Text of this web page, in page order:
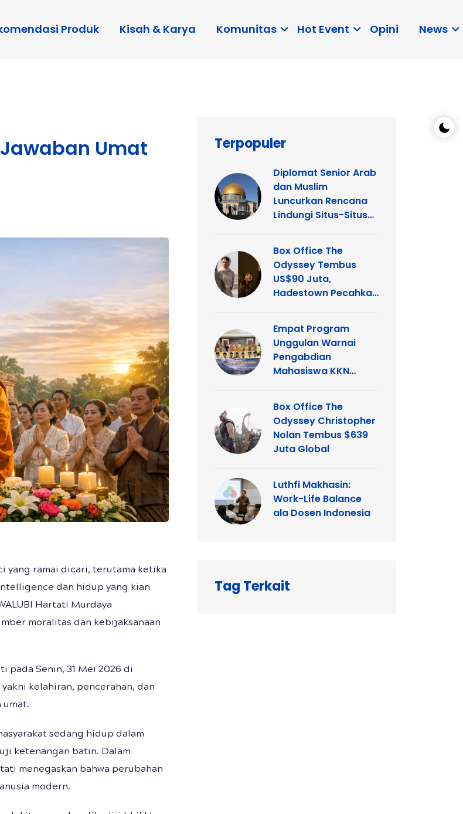
Produk Kisah & Karya Komunitas Hot Event Opini News
Umat
yang ramai dicari, terutama ketika
dan hidup yang kian
Hartati Murdaya
moralitas dan kebijaksanaan
pada Senin, 31 Mei 2026 di
kelahiran, pencerahan, dan
umat.
sedang hidup dalam
ketenangan batin. Dalam
menegaskan bahwa perubahan
modern.
Terpopuler
Diplomat Senior Arab
dan Muslim
Luncurkan Rencana
Lindungi Situs-Situs
dan Kristen di
Yerusalem
Box Office The
Odyssey Tembus
US$90 Juta,
Hadestown Pecahkan
Empat Program
Unggulan Warnai
Pengabdian
Mahasiswa KKN
Kelurahan Ganting
Box Office The
Odyssey Christopher
Nolan Tembus $639
Juta Global
Luthfi Makhasin:
Work-Life Balance
ala Dosen Indonesia
Tag Terkait